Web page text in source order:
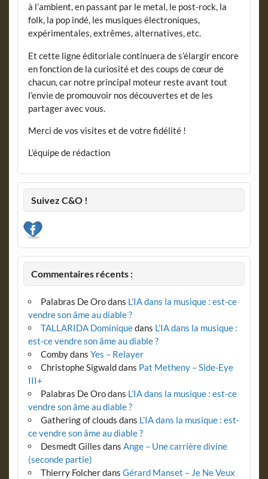
à l’ambient, en passant par le metal, le post-rock, la
folk, la pop indé, les musiques électroniques,
expérimentales, extrêmes, alternatives, etc.
Et cette ligne éditoriale continuera de s’élargir encore
en fonction de la curiosité et des coups de cœur de
chacun, car notre principal moteur reste avant tout
l’envie de promouvoir nos découvertes et de les
partager avec vous.
Merci de vos visites et de votre fidélité !
L’équipe de rédaction
Suivez C&O !
Commentaires récents :
Palabras De Orodans L’IA dans la musique : est-ce
vendre son âme au diable ?
TALLARIDA Dominiquedans L’IA dans la musique :
est-ce vendre son âme au diable ?
Combydans Yes – Relayer
Christophe Sigwalddans Pat Metheny – Side-Eye
III+
Palabras De Orodans L’IA dans la musique : est-ce
vendre son âme au diable ?
Gathering of clouds dans L’IA dans la musique : est-
ce vendre son âme au diable ?
Desmedt Gilles dans Ange – Une carrière divine
(seconde partie)
Thierry Folcherdans Gérard Manset – Je Ne Veux